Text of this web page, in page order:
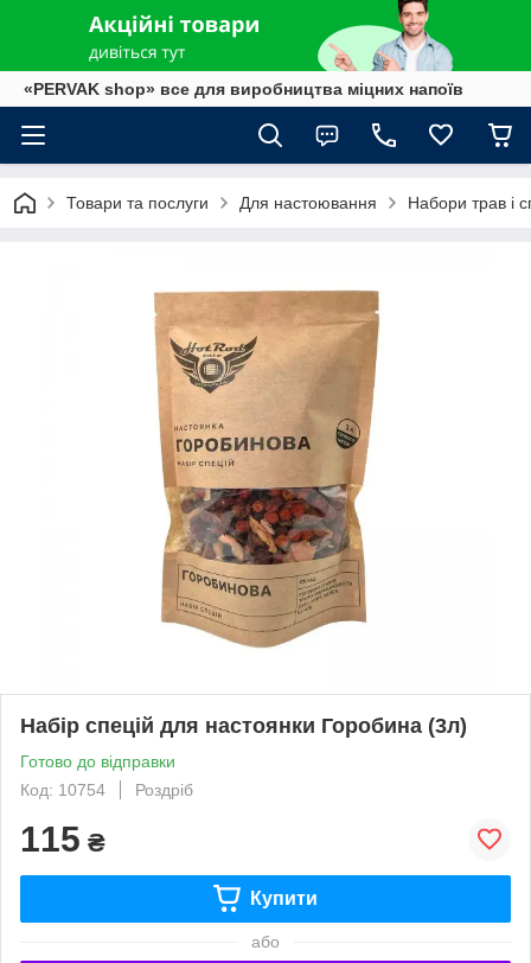
«PERVAK shop» все для виробництва міцних напоїв
Товари та послуги Для настоювання Набори трав і
Набір спецій для настоянки Горобина (3л)
Готово до відправки
Код: 10754
Роздріб
115 ₴
Купити
або